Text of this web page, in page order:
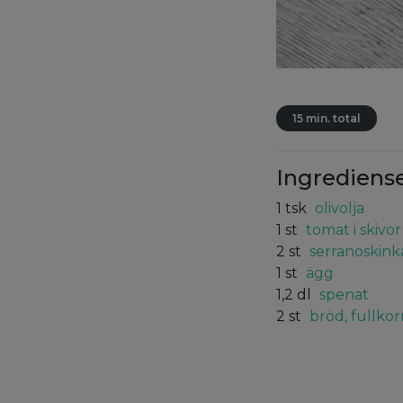
15 min. total
1 tsk olivolja
1 st tomat i skivor
2 st
1 st ägg
1,2 dl
spenat
2 st bröd,